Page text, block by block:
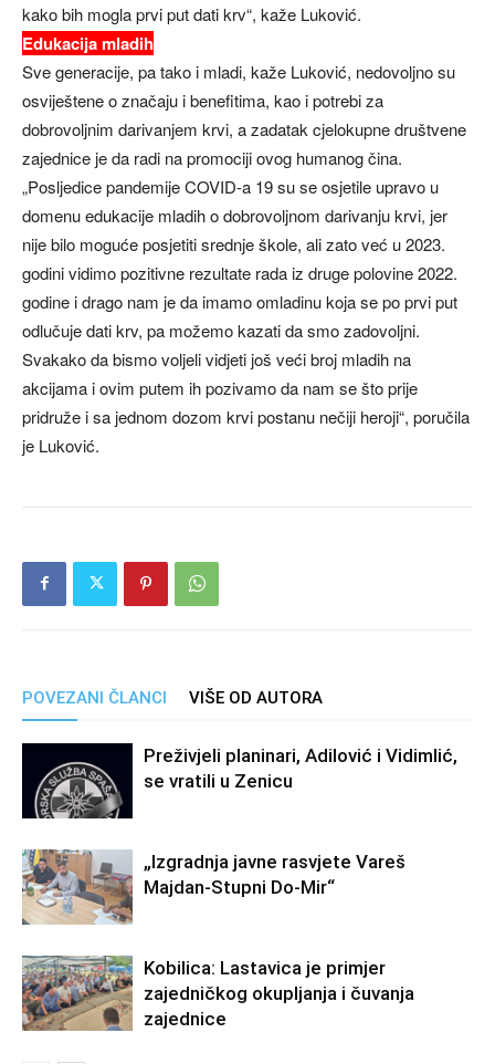
kako bih mogla prvi put dati krv“, kaže Luković.
Edukacija mladih
Sve generacije, pa tako i mladi, kaže Luković, nedovoljno su
osviještene o značaju i benefitima, kao i potrebi za
dobrovoljnim darivanjem krvi, a zadatak cjelokupne društvene
zajednice je da radi na promociji ovog humanog čina.
„Posljedice pandemije COVID-a 19 su se osjetile upravo u
domenu edukacije mladih o dobrovoljnom darivanju krvi, jer
nije bilo moguće posjetiti srednje škole, ali zato već u 2023.
godini vidimo pozitivne rezultate rada iz druge polovine 2022.
godine i drago nam je da imamo omladinu koja se po prvi put
odlučuje dati krv, pa možemo kazati da smo zadovoljni.
Svakako da bismo voljeli vidjeti još veći broj mladih na
akcijama i ovim putem ih pozivamo da nam se što prije
pridruže i sa jednom dozom krvi postanu nečiji heroji“, poručila
je Luković.
POVEZANI ČLANCI VIŠE OD AUTORA
Preživjeli planinari, Adilović i Vidimlić,
se vratili u Zenicu
„Izgradnja javne rasvjete Vareš
Majdan-Stupni Do-Mir“
Kobilica: Lastavica je primjer
zajedničkog okupljanja i čuvanja
zajednice